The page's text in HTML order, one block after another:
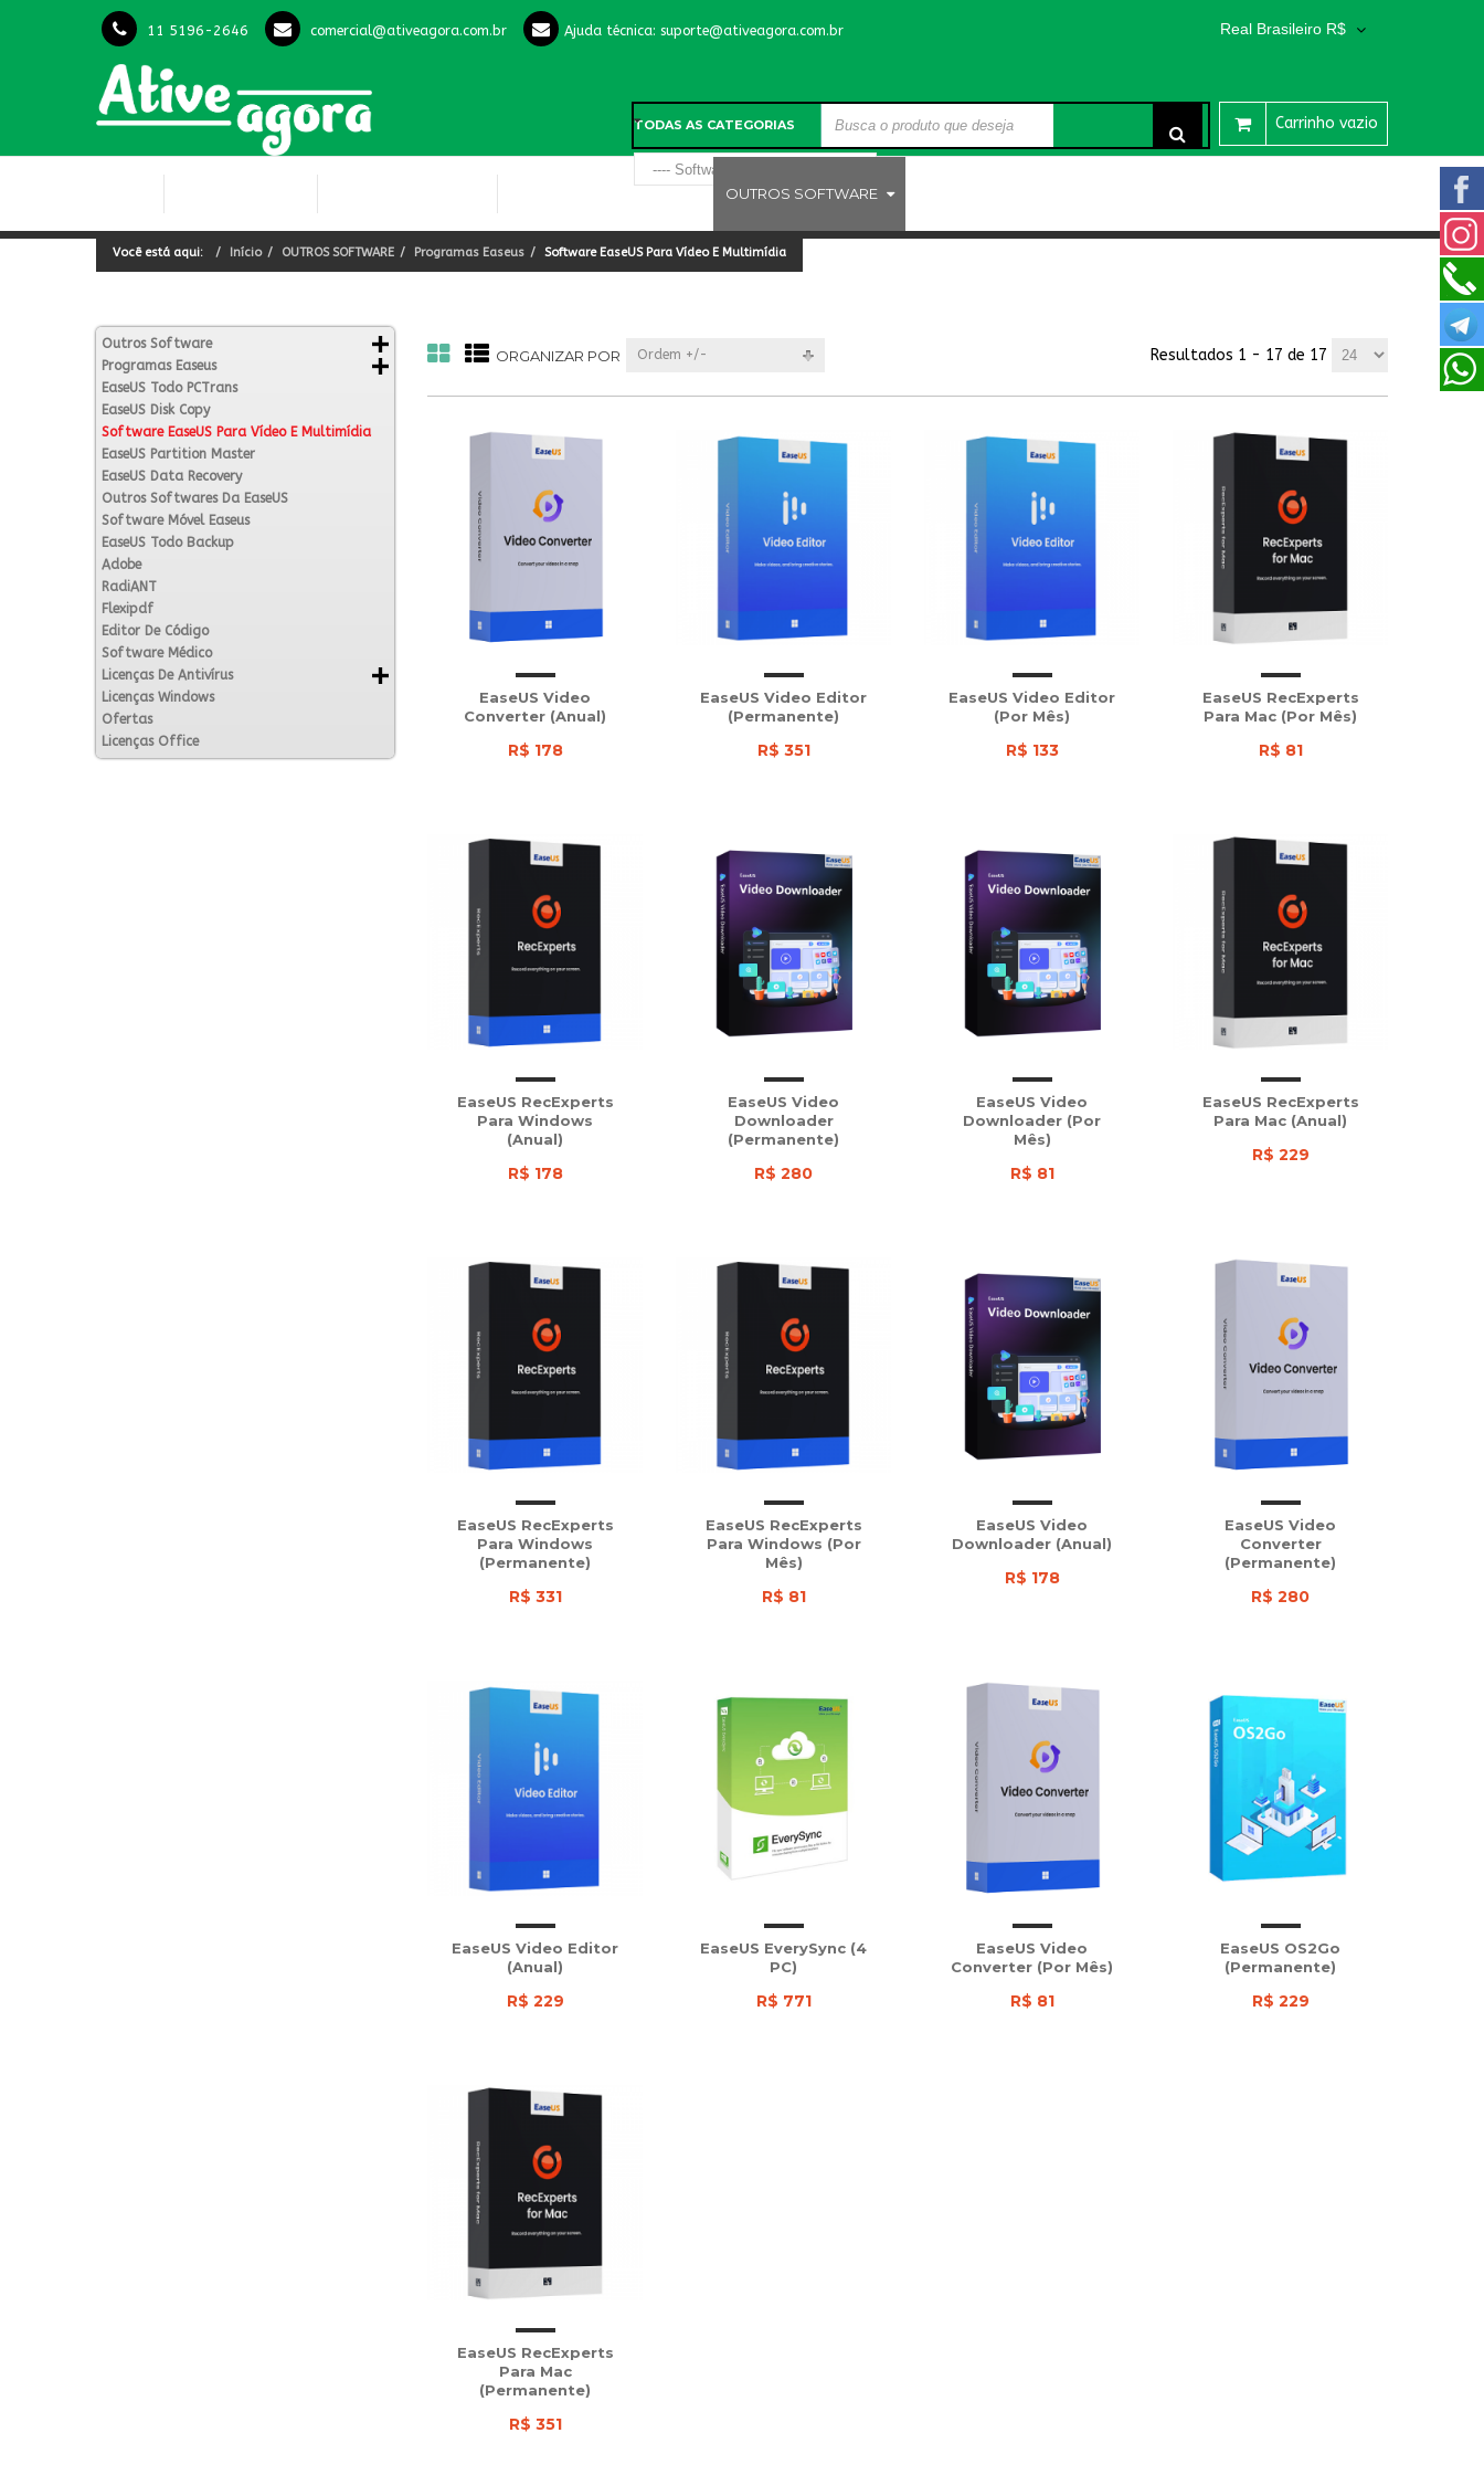
11 5196-2646 comercial@ativeagora.com.br Ajuda técnica: suporte@ativeagora.com.br Real Brasileiro R$
Carrinho vazio
TODAS AS CATEGORIAS
OUTROS SOFTWARE
Você está aqui: Início OUTROS SOFTWARE Programas Easeus Software EaseUS Para Vídeo E Multimídia
Outros Software
Programas Easeus
EaseUS Todo PCTrans
EaseUS Disk Copy
Software EaseUS Para Vídeo E Multimídia
EaseUS Partition Master
EaseUS Data Recovery
Outros Softwares Da EaseUS
Software Móvel Easeus
EaseUS Todo Backup
Adobe
RadiANT
Flexipdf
Editor De Código
Software Médico
Licenças De Antivírus
Licenças Windows
Ofertas
Licenças Office
ORGANIZAR POR Ordem +/- Resultados 1 - 17 de 17
EaseUS Video
Converter (Anual)
R$ 178
EaseUS Video Editor
(Permanente)
R$ 351
EaseUS Video Editor
(Por Mês)
R$ 133
EaseUS RecExperts
Para Mac (Por Mês)
R$ 81
EaseUS RecExperts
Para Windows
(Anual)
R$ 178
EaseUS Video
Downloader
(Permanente)
R$ 280
EaseUS Video
Downloader (Por
Mês)
R$ 81
EaseUS RecExperts
Para Mac (Anual)
R$ 229
EaseUS RecExperts
Para Windows
(Permanente)
R$ 331
EaseUS RecExperts
Para Windows (Por
Mês)
R$ 81
EaseUS Video
Downloader (Anual)
R$ 178
EaseUS Video
Converter
(Permanente)
R$ 280
EaseUS Video Editor
(Anual)
R$ 229
EaseUS EverySync (4
PC)
R$ 771
EaseUS Video
Converter (Por Mês)
R$ 81
EaseUS OS2Go
(Permanente)
R$ 229
EaseUS RecExperts
Para Mac
(Permanente)
R$ 351